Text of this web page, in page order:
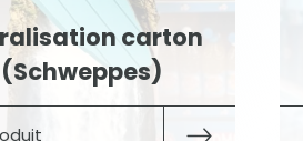
de sol Avène
Fabre )
le produit